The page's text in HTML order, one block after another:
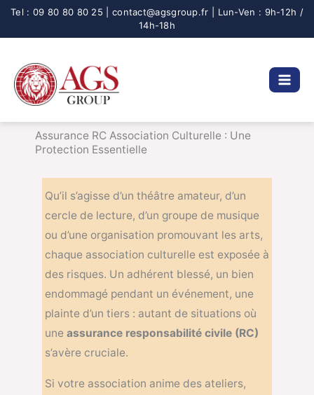
Aller
Assurance RC Association Culturelle : Une
Protection Essentielle
Qu’il s’agisse d’un théâtre amateur, d’un
cercle de lecture, d’un groupe de musique
ou d’une organisation promouvant les arts,
chaque association culturelle est exposée à
des risques. Un adhérent blessé, un bien
endommagé pendant un événement, une
plainte d’un tiers : autant de situations où
une assurance responsabilité civile (RC)
s’avère cruciale.
Si votre association anime des ateliers,